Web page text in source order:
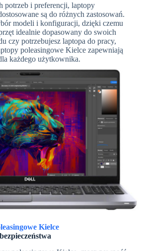
potrzeb i preferencji, laptopy
są do różnych zastosowań.
modeli i konfiguracji, dzięki czemu
idealnie dopasowany do swoich
czy potrzebujesz laptopa do pracy,
poleasingowe Kielce zapewniają
każdego użytkownika.
Kielce